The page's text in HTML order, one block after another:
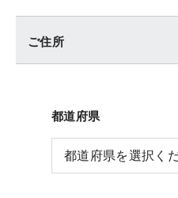
ご住所
都道府県